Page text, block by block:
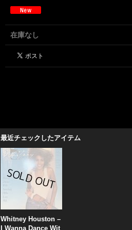
在庫なし
最近チェックしたアイテム
Whitney Houston –
I Wanna Dance Wit